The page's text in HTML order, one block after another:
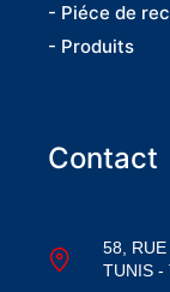
- Piéce de
- Produits
Contact
58, RUE
TUNIS -